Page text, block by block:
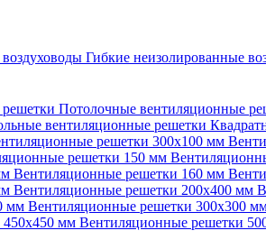
Гибкие неизолированные
Потолочные вентиляционные
вентиляционные решетки
решетки 300х100 мм
решетки 150 мм
Вентиляционные решетки 160 мм
Вентиляционные решетки 200х400 мм
мм Вентиляционные решетки 300х300
мм Вентиляционные решетки